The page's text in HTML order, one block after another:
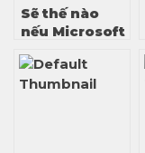
Sẽ thế nào
nếu Microsoft
ChatGPT vào
Word,